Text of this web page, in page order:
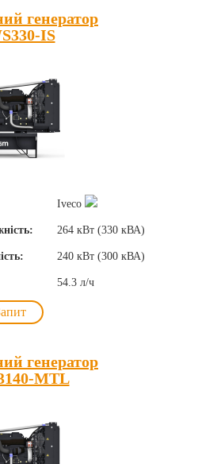
генератор
IS
Iveco
264 кВт (330 кВА)
240 кВт (300 кВА)
54.3 л/ч
генератор
MTL